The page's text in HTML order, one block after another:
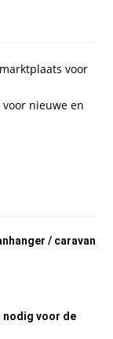
voor
nieuwe en
/ caravan
nodig voor de